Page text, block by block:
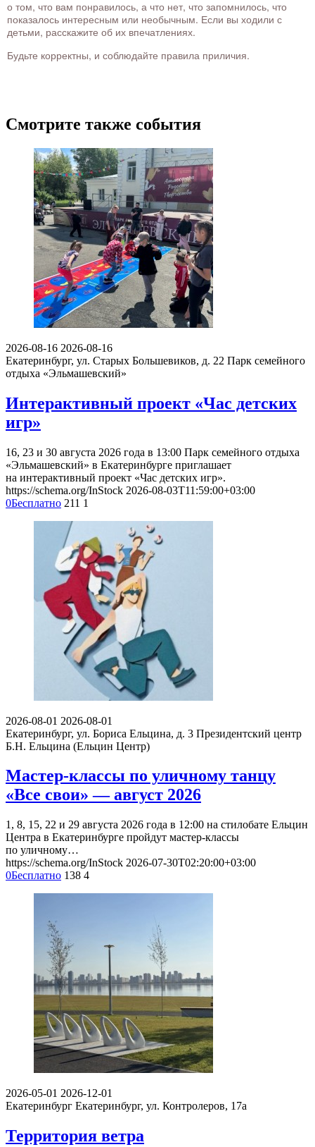
о том, что вам понравилось, а что нет, что запомнилось, что
показалось интересным или необычным. Если вы ходили с
детьми, расскажите об их впечатлениях.
Будьте корректны, и соблюдайте правила приличия.
Смотрите также события
2026-08-16 2026-08-16
Екатеринбург, ул. Старых Большевиков, д. 22 Парк семейного
отдыха «Эльмашевский»
Интерактивный проект «Час детских
игр»
16, 23 и 30 августа 2026 года в 13:00 Парк семейного отдыха
«Эльмашевский» в Екатеринбурге приглашает
на интерактивный проект «Час детских игр».
https://schema.org/InStock 2026-08-03T11:59:00+03:00
0Бесплатно 211 1
2026-08-01 2026-08-01
Екатеринбург, ул. Бориса Ельцина, д. 3 Президентский центр
Б.Н. Ельцина (Ельцин Центр)
Мастер-классы по уличному танцу
«Все свои» — август 2026
1, 8, 15, 22 и 29 августа 2026 года в 12:00 на стилобате Ельцин
Центра в Екатеринбурге пройдут мастер-классы
по уличному…
https://schema.org/InStock 2026-07-30T02:20:00+03:00
0Бесплатно 138 4
2026-05-01 2026-12-01
Екатеринбург Екатеринбург, ул. Контролеров, 17а
Территория ветра